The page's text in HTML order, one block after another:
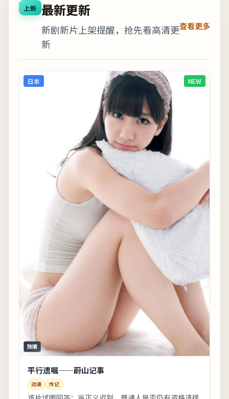
上新 最新更新
新剧新片上架提醒，抢先看高清更
新
查看更多
日本 NEW
独播
平行遗嘱——蔚山记事
动漫 传记